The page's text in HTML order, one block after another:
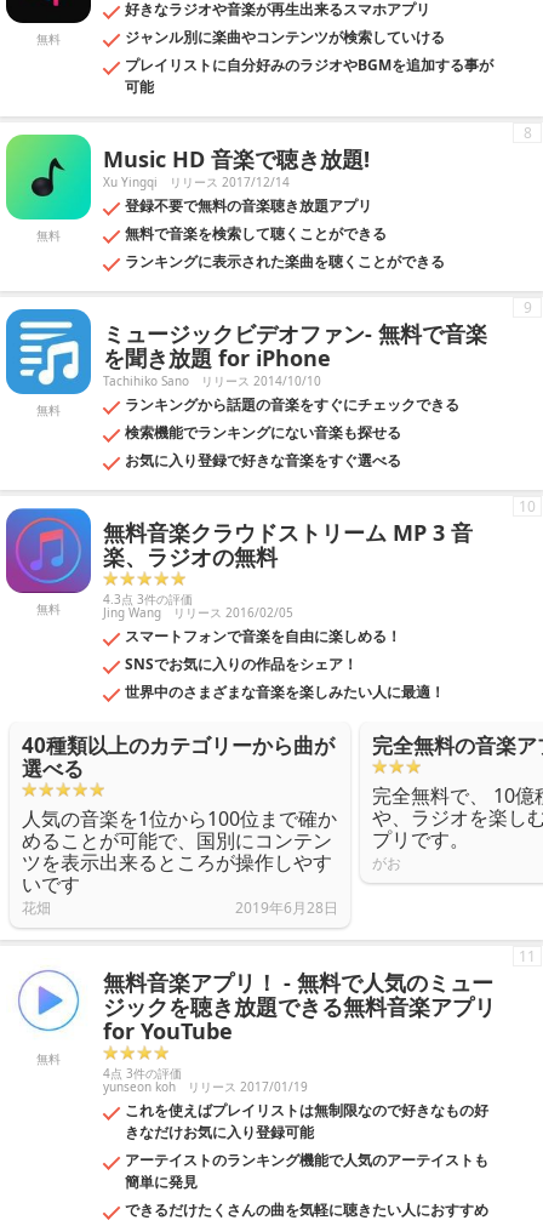
無料
好きなラジオや音楽が再生出来るスマホアプリ
ジャンル別に楽曲やコンテンツが検索していける
プレイリストに自分好みのラジオやBGMを追加する事が
可能
無料
Music HD 音楽で聴き放題!
Xu Yingqi リリース 2017/12/14
登録不要で無料の音楽聴き放題アプリ
無料で音楽を検索して聴くことができる
ランキングに表示された楽曲を聴くことができる
8
無料
ミュージックビデオファン- 無料で音楽
を聞き放題 for iPhone
Tachihiko Sano リリース 2014/10/10
ランキングから話題の音楽をすぐにチェックできる
検索機能でランキングにない音楽も探せる
お気に入り登録で好きな音楽をすぐ選べる
9
無料
無料音楽クラウドストリーム MP 3 音
楽、ラジオの無料
4.3点 3件の評価
Jing Wang リリース 2016/02/05
スマートフォンで音楽を自由に楽しめる！
SNSでお気に入りの作品をシェア！
世界中のさまざまな音楽を楽しみたい人に最適！
10
40種類以上のカテゴリーから曲が
選べる
人気の音楽を1位から100位まで確か
めることが可能で、国別にコンテン
ツを表示出来るところが操作しやす
いです
花畑 2019年6月28日
完全無料の音楽ア
完全無料で、 10億
や、ラジオを楽し
プリです。
がお
無料
無料音楽アプリ！ - 無料で人気のミュー
ジックを聴き放題できる無料音楽アプリ
for YouTube
4点 3件の評価
yunseon koh リリース 2017/01/19
これを使えばプレイリストは無制限なので好きなもの好
きなだけお気に入り登録可能
アーテイストのランキング機能で人気のアーテイストも
簡単に発見
できるだけたくさんの曲を気軽に聴きたい人におすすめ
11